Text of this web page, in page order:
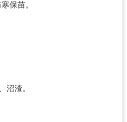
保苗。
沼渣。